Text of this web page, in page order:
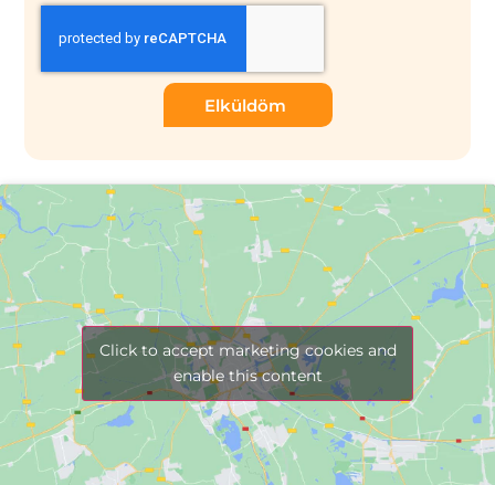
Elküldöm
Click to accept marketing cookies and
enable this content